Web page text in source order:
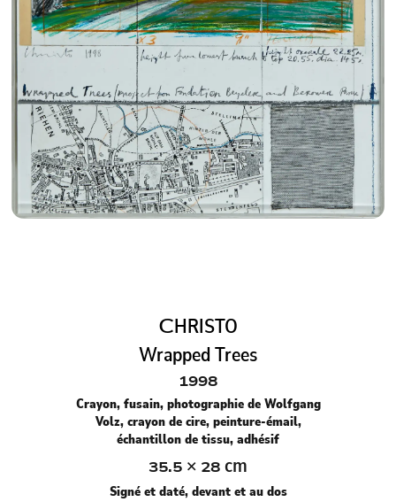
CHRISTO
Wrapped Trees
1998
Crayon, fusain, photographie de Wolfgang
Volz, crayon de cire, peinture-émail,
échantillon de tissu, adhésif
35.5 × 28 cm
Signé et daté, devant et au dos